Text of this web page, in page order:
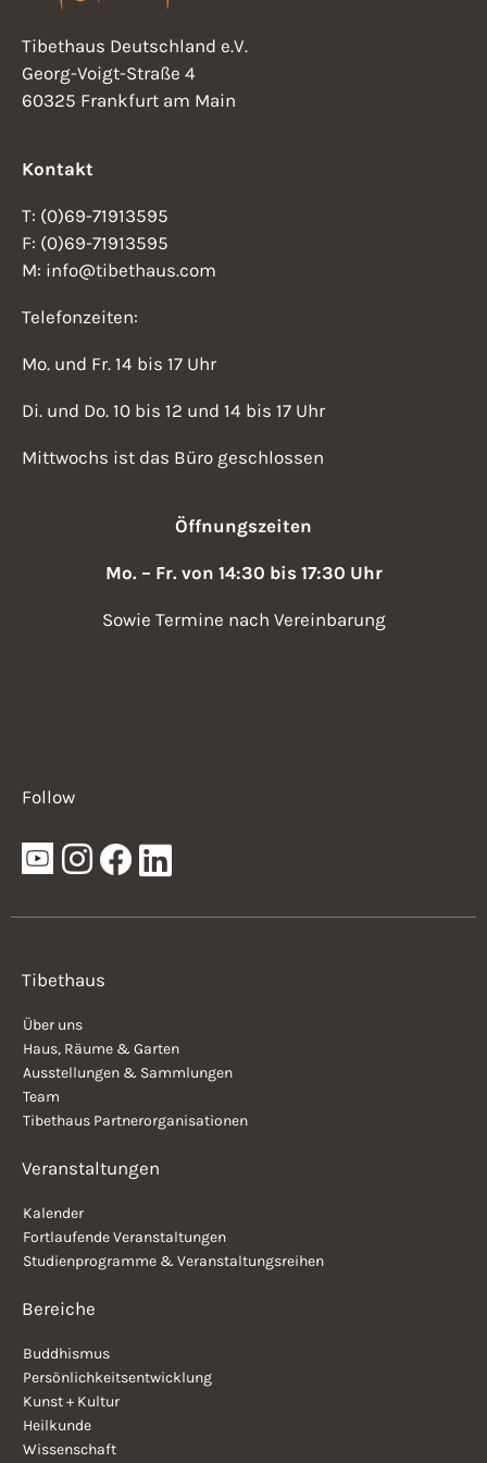
Tibethaus Deutschland e.V.
Georg-Voigt-Straße 4
60325 Frankfurt am Main
Kontakt
T: (0)69-71913595
F: (0)69-71913595
M: info@tibethaus.com
Telefonzeiten:
Mo. und Fr. 14 bis 17 Uhr
Di. und Do. 10 bis 12 und 14 bis 17 Uhr
Mittwochs ist das Büro geschlossen
Öffnungszeiten
Mo. – Fr. von 14:30 bis 17:30 Uhr
Sowie Termine nach Vereinbarung
Follow
Tibethaus
Über uns
Haus, Räume & Garten
Ausstellungen & Sammlungen
Team
Tibethaus Partnerorganisationen
Veranstaltungen
Kalender
Fortlaufende Veranstaltungen
Studienprogramme & Veranstaltungsreihen
Bereiche
Buddhismus
Persönlichkeitsentwicklung
Kunst + Kultur
Heilkunde
Wissenschaft